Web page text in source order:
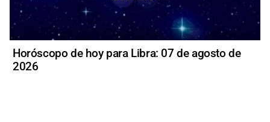
Horóscopo de hoy para Libra: 07 de agosto de
2026